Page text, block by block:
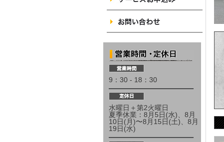
9：30 - 18：30
水曜日＋第2火曜日
夏季休業：8月5日(水)、8月
10日(月)〜8月15日(土)、8月
19日(水)